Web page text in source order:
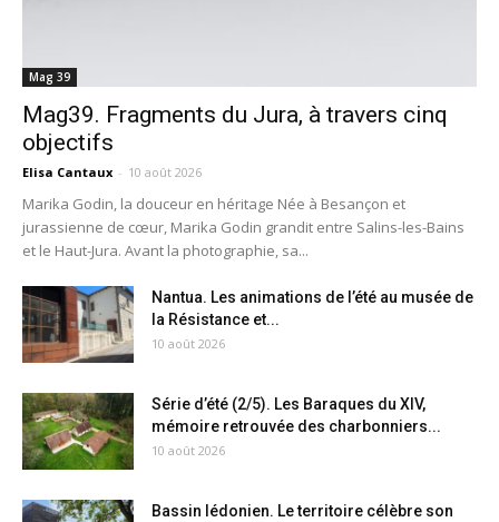
Mag 39
Mag39. Fragments du Jura, à travers cinq
objectifs
Elisa Cantaux - 10 août 2026
Marika Godin, la douceur en héritage Née à Besançon et
jurassienne de cœur, Marika Godin grandit entre Salins-les-Bains
et le Haut-Jura. Avant la photographie, sa...
Nantua. Les animations de l’été au musée de
la Résistance et...
10 août 2026
Série d’été (2/5). Les Baraques du XIV,
mémoire retrouvée des charbonniers...
10 août 2026
Bassin lédonien. Le territoire célèbre son